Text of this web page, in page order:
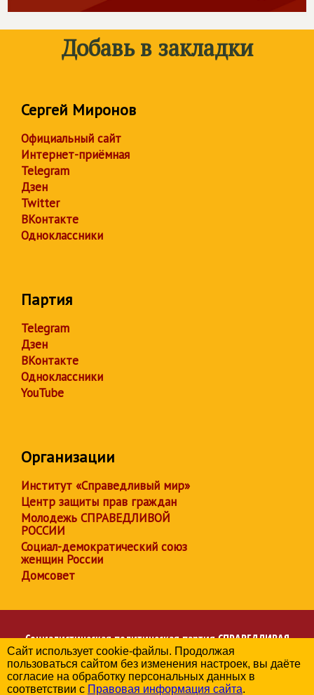
Добавь в закладки
Сергей Миронов
Официальный сайт
Интернет-приёмная
Telegram
Дзен
Twitter
ВКонтакте
Одноклассники
Партия
Telegram
Дзен
ВКонтакте
Одноклассники
YouTube
Организации
Институт «Справедливый мир»
Центр защиты прав граждан
Молодежь СПРАВЕДЛИВОЙ
РОССИИ
Социал-демократический союз
женщин России
Домсовет
Социалистическая политическая партияСПРАВЕДЛИВАЯ
РОССИЯ
Региональное отделение партии в Краснодарском крае
© 2006-2026
Сайт использует cookie-файлы. Продолжая
пользоваться сайтом без изменения настроек, вы даёте
согласие на обработку персональных данных в
соответствии с Правовая информация сайта.